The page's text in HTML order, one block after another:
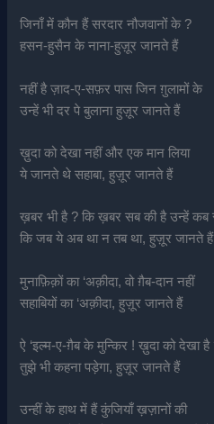
जिनाँ में कौन हैं सरदार नौजवानों के ?
हसन-हुसैन के नाना-हुज़ूर जानते हैं
नहीं है ज़ाद-ए-सफ़र पास जिन ग़ुलामों के
उन्हें भी दर पे बुलाना हुज़ूर जानते हैं
ख़ुदा को देखा नहीं और एक मान लिया
ये जानते थे सहाबा, हुज़ूर जानते हैं
ख़बर भी है ? कि ख़बर सब की है उन्हें कब
कि जब ये अब था न तब था, हुज़ूर जानते हैं
मुनाफ़िक़ों का ‘अक़ीदा, वो ग़ैब-दान नहीं
सहाबियों का ‘अक़ीदा, हुज़ूर जानते हैं
ऐ ‘इल्म-ए-ग़ैब के मुन्किर ! ख़ुदा को देखा है
तुझे भी कहना पड़ेगा, हुज़ूर जानते हैं
उन्हीं के हाथ में हैं कुंजियाँ ख़ज़ानों की